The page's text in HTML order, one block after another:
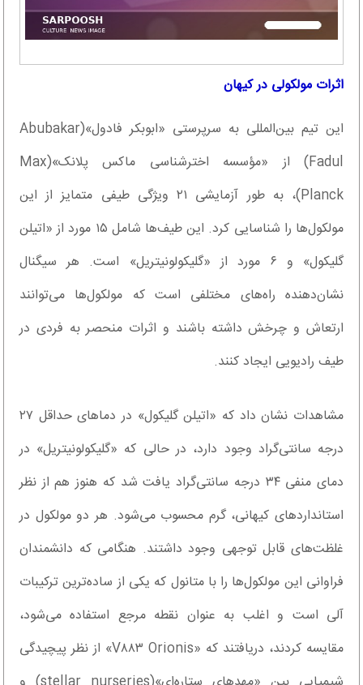
اثرات مولکولی در کیهان
این تیم بین‌المللی به سرپرستی «ابوبکر فادول»(Abubakar
Fadul) از «مؤسسه اخترشناسی ماکس پلانک»(Max
Planck)، به طور آزمایشی ۲۱ ویژگی طیفی متمایز از این
مولکول‌ها را شناسایی کرد. این طیف‌ها شامل ۱۵ مورد از «اتیلن
گلیکول» و ۶ مورد از «گلیکولونیتریل» است. هر سیگنال
نشان‌دهنده راه‌های مختلفی است که مولکول‌ها می‌توانند
ارتعاش و چرخش داشته باشند و اثرات منحصر به فردی در
طیف رادیویی ایجاد کنند.
مشاهدات نشان داد که «اتیلن گلیکول» در دماهای حداقل ۲۷
درجه سانتی‌گراد وجود دارد، در حالی که «گلیکولونیتریل» در
دمای منفی ۳۴ درجه سانتی‌گراد یافت شد که هنوز هم از نظر
استانداردهای کیهانی، گرم محسوب می‌شود. هر دو مولکول در
غلظت‌های قابل توجهی وجود داشتند. هنگامی که دانشمندان
فراوانی این مولکول‌ها را با متانول که یکی از ساده‌ترین ترکیبات
آلی است و اغلب به عنوان نقطه مرجع استفاده می‌شود،
مقایسه کردند، دریافتند که «V۸۸۳ Orionis» از نظر پیچیدگی